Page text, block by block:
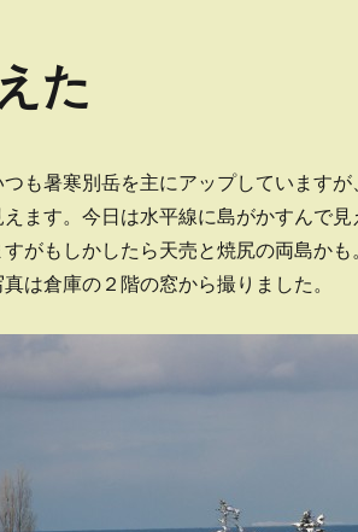
た
つも暑寒別岳を主にアップしています
えます。今日は水平線に島がかすんで
すがもしかしたら天売と焼尻の両島かも。
真は倉庫の２階の窓から撮りました。